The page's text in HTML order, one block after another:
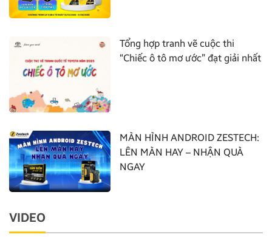
Tổng hợp tranh vẽ cuộc thi
“Chiếc ô tô mơ ước” đạt giải nhất
MÀN HÌNH ANDROID ZESTECH:
LÊN MÀN HAY – NHẬN QUÀ
NGAY
VIDEO